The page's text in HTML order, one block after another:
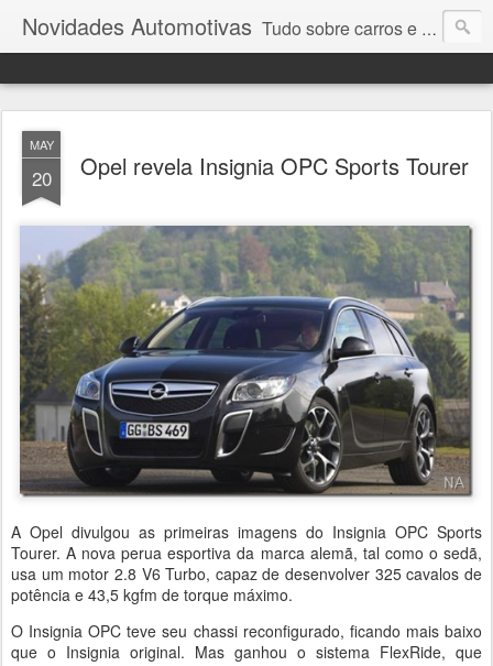
Novidades Automotivas Tudo sobre carros e motores
MAY
20 Opel revela Insignia OPC Sports Tourer
A Opel divulgou as primeiras imagens do Insignia OPC Sports
Tourer. A nova perua esportiva da marca alemã, tal como o sedã,
usa um motor 2.8 V6 Turbo, capaz de desenvolver 325 cavalos de
potência e 43,5 kgfm de torque máximo.
O Insignia OPC teve seu chassi reconfigurado, ficando mais baixo
que o Insignia original. Mas ganhou o sistema FlexRide, que